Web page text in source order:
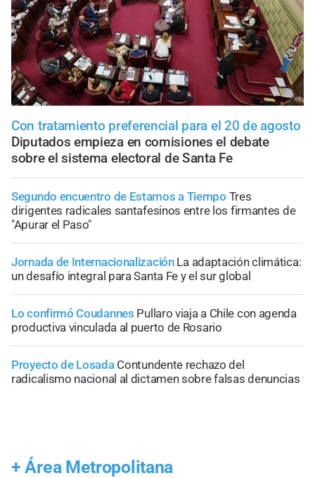
Con tratamiento preferencial para el 20 de agosto
Diputados empieza en comisiones el debate
sobre el sistema electoral de Santa Fe
Segundo encuentro de Estamos a Tiempo Tres
dirigentes radicales santafesinos entre los firmantes de
"Apurar el Paso"
Jornada de Internacionalización La adaptación climática:
un desafío integral para Santa Fe y el sur global
Lo confirmó Coudannes Pullaro viaja a Chile con agenda
productiva vinculada al puerto de Rosario
Proyecto de Losada Contundente rechazo del
radicalismo nacional al dictamen sobre falsas denuncias
+ Área Metropolitana